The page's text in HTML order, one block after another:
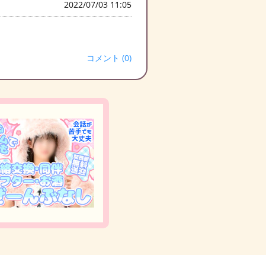
2022/07/03 11:05
コメント (0)